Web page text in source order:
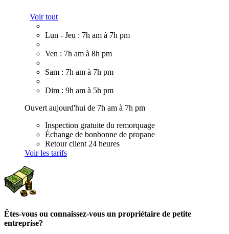
Voir tout
Lun - Jeu : 7h am à 7h pm
Ven : 7h am à 8h pm
Sam : 7h am à 7h pm
Dim : 9h am à 5h pm
Ouvert aujourd'hui de 7h am à 7h pm
Inspection gratuite du remorquage
Échange de bonbonne de propane
Retour client 24 heures
Voir les tarifs
Êtes-vous ou connaissez-vous un propriétaire de petite
entreprise?